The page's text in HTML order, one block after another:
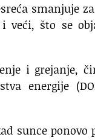
smanjuje
što se
i grejanje,
energije
sunce ponovo